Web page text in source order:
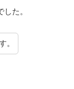
た。
。